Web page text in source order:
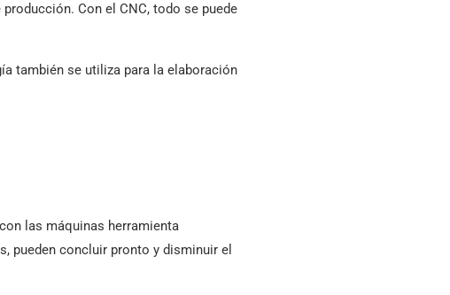
Con el CNC, todo se puede
también se utiliza para la elaboración
las máquinas herramienta
pueden concluir pronto y disminuir el